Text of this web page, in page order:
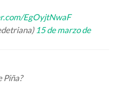
EgOyjtNwaF
15 de marzo de
Piña?